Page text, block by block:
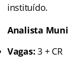
instituído.
Analista
Vagas: 3 + CR